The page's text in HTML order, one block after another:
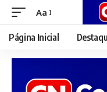
Font
Resizer
Aa
Página Inicial